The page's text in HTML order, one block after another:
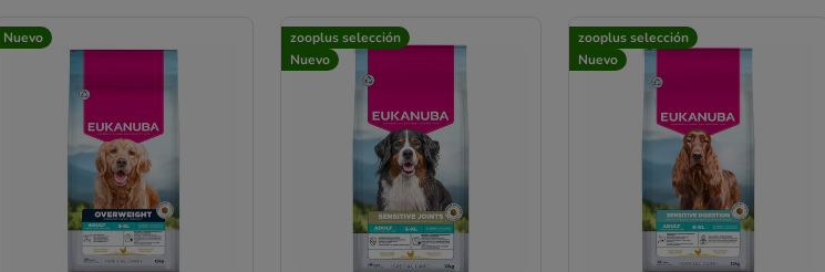
Nuevo
zooplus selección
Nuevo
zooplus selección
Nuevo